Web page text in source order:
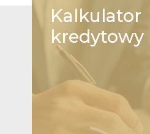
Kalkulator
kredytowy